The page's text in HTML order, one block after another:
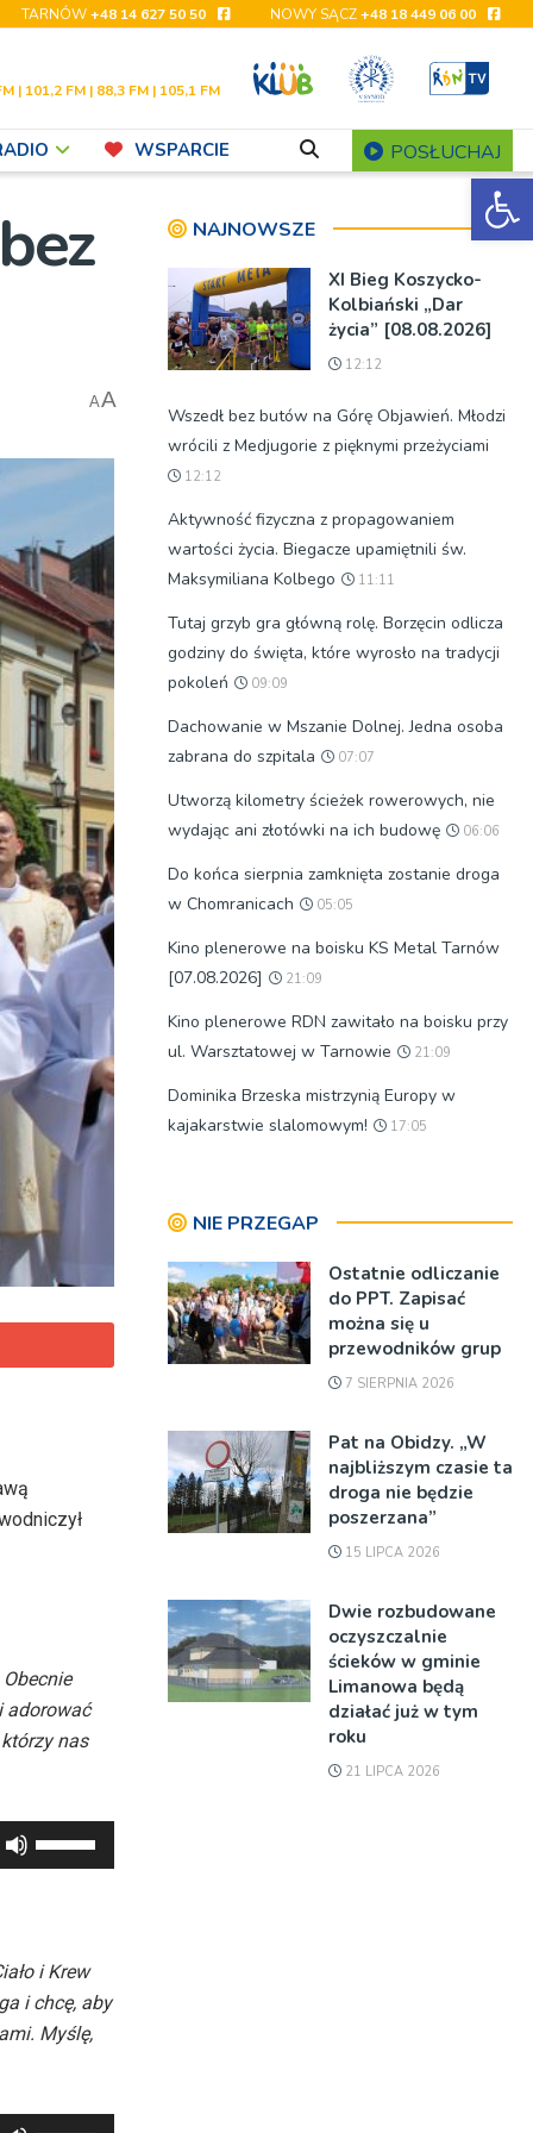
TARNÓW+48 14 627 50 50 NOWY SĄCZ+48 18 449 06 00
| 101,2 FM | 88,3 FM | 105,1 FM
WSPARCIE POSŁUCHAJ
AA
adorować
nas
strzałek
dołu
aby
lub
i Krew
i chcę, aby
Myślę,
NAJNOWSZE
XI Bieg Koszycko-
Kolbiański „Dar
życia” [08.08.2026]
12:12
Wszedł bez butów na Górę Objawień. Młodzi
wrócili z Medjugorie z pięknymi przeżyciami
12:12
Aktywność fizyczna z propagowaniem
wartości życia. Biegacze upamiętnili św.
Maksymiliana Kolbego
11:11
Tutaj grzyb gra główną rolę. Borzęcin odlicza
godziny do święta, które wyrosło na tradycji
pokoleń
09:09
Dachowanie w Mszanie Dolnej. Jedna osoba
zabrana do szpitala
07:07
Utworzą kilometry ścieżek rowerowych, nie
wydając ani złotówki na ich budowę
06:06
Do końca sierpnia zamknięta zostanie droga
w Chomranicach
05:05
Kino plenerowe na boisku KS Metal Tarnów
[07.08.2026]
21:09
Kino plenerowe RDN zawitało na boisku przy
ul. Warsztatowej w Tarnowie
21:09
Dominika Brzeska mistrzynią Europy w
kajakarstwie slalomowym!
17:05
NIE PRZEGAP
Ostatnie odliczanie
do PPT. Zapisać
można się u
przewodników grup
7 SIERPNIA 2026
Pat na Obidzy. „W
najbliższym czasie ta
droga nie będzie
poszerzana”
15 LIPCA 2026
Dwie rozbudowane
oczyszczalnie
ścieków w gminie
Limanowa będą
działać już w tym
roku
21 LIPCA 2026